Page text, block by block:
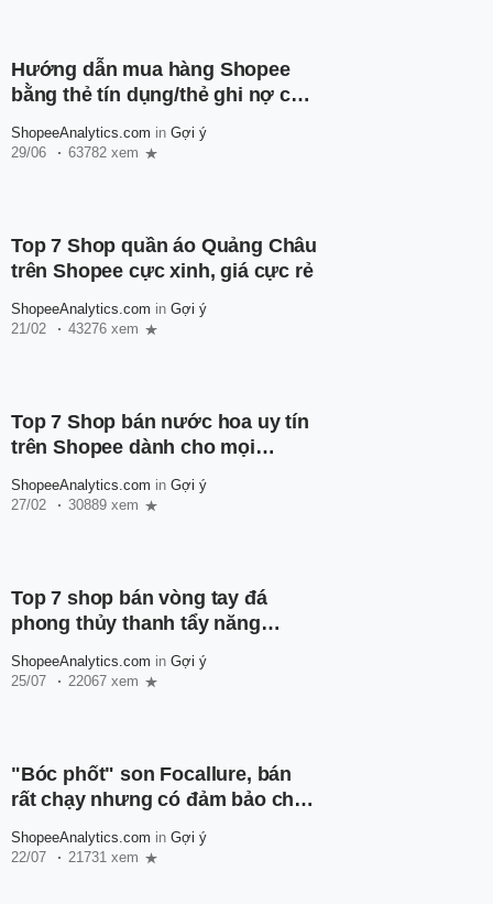
Hướng dẫn mua hàng Shopee
bằng thẻ tín dụng/thẻ ghi nợ cho
ShopeeAnalytics.com in Gợi ý
29/06
63782 xem
Top 7 Shop quần áo Quảng Châu
trên Shopee cực xinh, giá cực rẻ
ShopeeAnalytics.com in Gợi ý
21/02
43276 xem
Top 7 Shop bán nước hoa uy tín
trên Shopee dành cho mọi
ShopeeAnalytics.com in Gợi ý
27/02
30889 xem
Top 7 shop bán vòng tay đá
phong thủy thanh tẩy năng
chủ nhân
ShopeeAnalytics.com in Gợi ý
25/07
22067 xem
"Bóc phốt" son Focallure, bán
rất chạy nhưng có đảm bảo chất
ShopeeAnalytics.com in Gợi ý
22/07
21731 xem